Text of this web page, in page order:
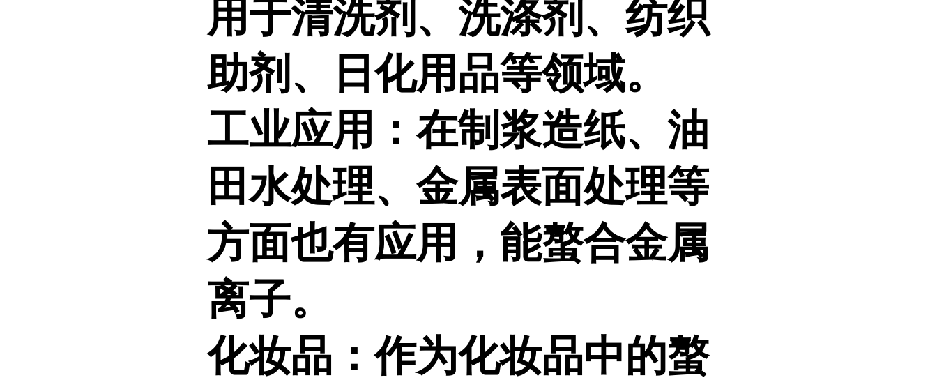
用于清洗剂、洗涤剂、纺织
助剂、日化用品等领域。
工业应用：在制浆造纸、油
田水处理、金属表面处理等
方面也有应用，能螯合金属
离子。
化妆品：作为化妆品中的螯